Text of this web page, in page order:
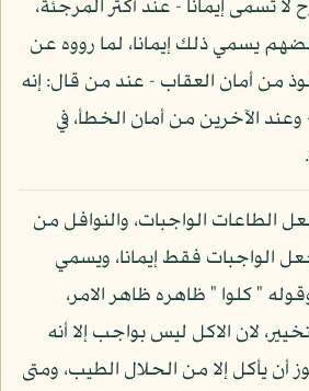
تسمى إيمانا - عند أكثر المرجئة،
يسمي ذلك إيمانا، لما رووه عن
من أمان العقاب - عند من قال: إنه
وعند الآخرين من أمان الخطأ، في
الطاعات الواجبات، والنوافل من
الواجبات فقط إيمانا، ويسمي
" كلوا " ظاهره ظاهر الامر،
لان الاكل ليس بواجب إلا أنه
أن يأكل إلا من الحلال الطيب، ومتى